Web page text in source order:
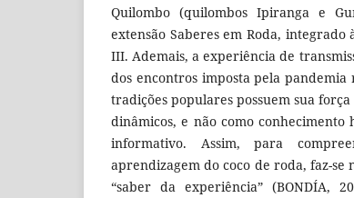
Quilombo (quilombos Ipiranga e
extensão Saberes em Roda,
III. Ademais, a experiência de
dos encontros imposta pela pandemia
tradições populares possuem sua
dinâmicos, e não como conhecimento
informativo. Assim, para
aprendizagem do coco de roda, faz-
“saber da experiência” (BONDÍA,